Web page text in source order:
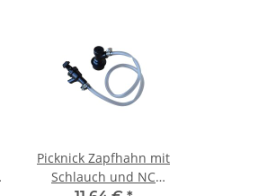
Picknick Zapfhahn mit
Schlauch und NC